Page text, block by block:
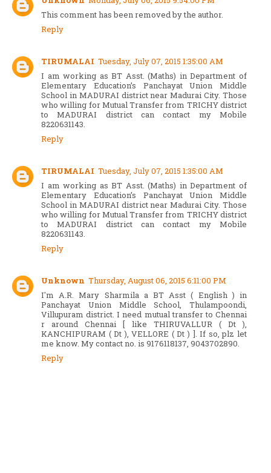
This comment has been removed by the author.
Reply
TIRUMALAI Tuesday, July 07, 2015 1:35:00 AM
I am working as BT Asst. (Maths) in Department of
Elementary Education’s Panchayat Union Middle
School in MADURAI district near Madurai City. Those
who willing for Mutual Transfer from TRICHY district
to MADURAI district can contact my Mobile
8220631143.
Reply
TIRUMALAI Tuesday, July 07, 2015 1:35:00 AM
I am working as BT Asst. (Maths) in Department of
Elementary Education’s Panchayat Union Middle
School in MADURAI district near Madurai City. Those
who willing for Mutual Transfer from TRICHY district
to MADURAI district can contact my Mobile
8220631143.
Reply
Unknown Thursday, August 06, 2015 6:11:00 PM
I'm A.R. Mary Sharmila a BT Asst ( English ) in
Panchayat Union Middle School, Thulampoondi,
Villupuram district. I need mutual transfer to Chennai
r around Chennai [ like THIRUVALLUR ( Dt ),
KANCHIPURAM ( Dt ), VELLORE ( Dt ) ]. If so, plz let
me know. My contact no. is 9176118137, 9043702890.
Reply